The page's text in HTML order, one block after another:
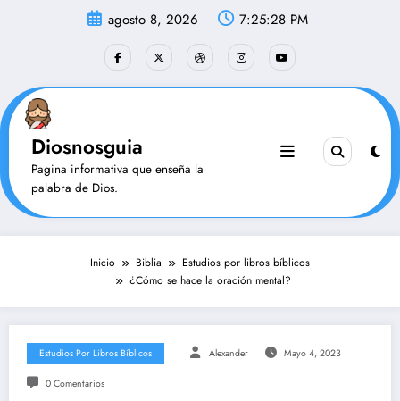
agosto 8, 2026 7:25:29 PM
Diosnosguia
Pagina informativa que enseña la
palabra de Dios.
Inicio Biblia
Estudios por libros bíblicos
¿Cómo se hace la oración mental?
Estudios Por Libros Bíblicos Alexander Mayo 4, 2023
0 Comentarios